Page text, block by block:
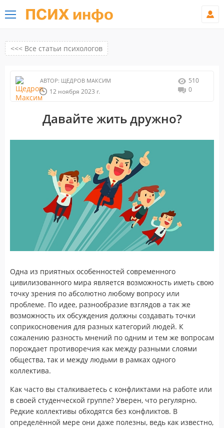
ПСИХ инфо
<<< Все статьи психологов
АВТОР: ЩЕДРОВ МАКСИМ
12 ноября 2023 г.
510
0
Давайте жить дружно?
Одна из приятных особенностей современного
цивилизованного мира является возможность иметь свою
точку зрения по абсолютно любому вопросу или
проблеме. По идее, разнообразие взглядов а так же
возможность их обсуждения должны создавать точки
соприкосновения для разных категорий людей. К
сожалению разность мнений по одним и тем же вопросам
порождает противоречия как между разными слоями
общества, так и между людьми в рамках одного
коллектива.
Как часто вы сталкиваетесь с конфликтами на работе или
в своей студенческой группе? Уверен, что регулярно.
Редкие коллективы обходятся без конфликтов. В
определённой мере они даже полезны, ведь как известно,